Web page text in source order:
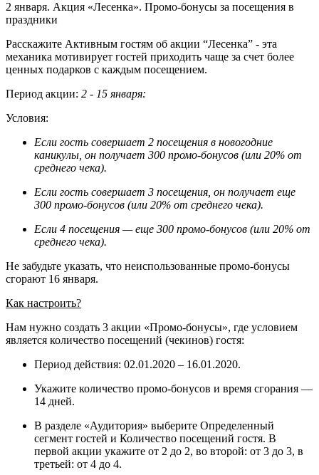
2 января. Акция «Лесенка». Промо-бонусы за посещения в
праздники
Расскажите Активным гостям об акции “Лесенка” - эта
механика мотивирует гостей приходить чаще за счет более
ценных подарков с каждым посещением.
Период акции: 2 - 15 января:
Условия:
Если гость совершает 2 посещения в новогодние
каникулы, он получает 300 промо-бонусов (или 20% от
среднего чека).
Если гость совершает 3 посещения, он получает еще
300 промо-бонусов (или 20% от среднего чека).
Если 4 посещения — еще 300 промо-бонусов (или 20% от
среднего чека).
Не забудьте указать, что неиспользованные промо-бонусы
сгорают 16 января.
Как настроить?
Нам нужно создать 3 акции «Промо-бонусы», где условием
является количество посещений (чекинов) гостя:
Период действия: 02.01.2020 – 16.01.2020.
Укажите количество промо-бонусов и время сгорания —
14 дней.
В разделе «Аудитория» выберите Определенный
сегмент гостей и Количество посещений гостя. В
первой акции укажите от 2 до 2, во второй: от 3 до 3, в
третьей: от 4 до 4.